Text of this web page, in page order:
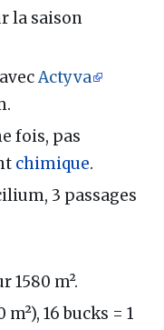
la saison
Actyva
fois, pas
chimique.
3 passages
1580 m².
16 bucks = 1